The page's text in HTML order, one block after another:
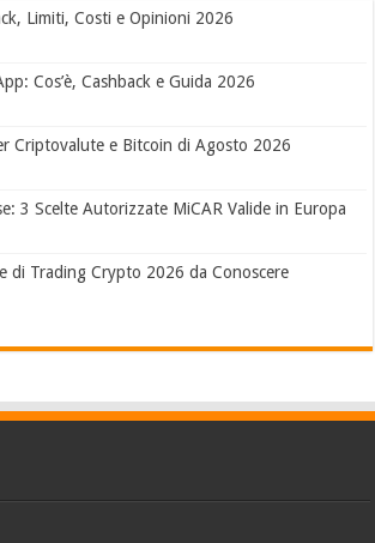
Limiti, Costi e Opinioni 2026
Cos’è, Cashback e Guida 2026
Criptovalute e Bitcoin di Agosto 2026
3 Scelte Autorizzate MiCAR Valide in Europa
di Trading Crypto 2026 da Conoscere